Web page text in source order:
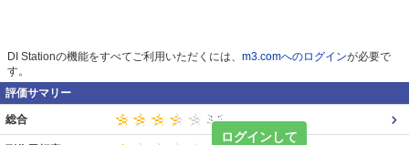
DI Stationの機能をすべてご利用いただくには、 m3.comへのログインが必要で
す。
評価サマリー
ログインして
総合